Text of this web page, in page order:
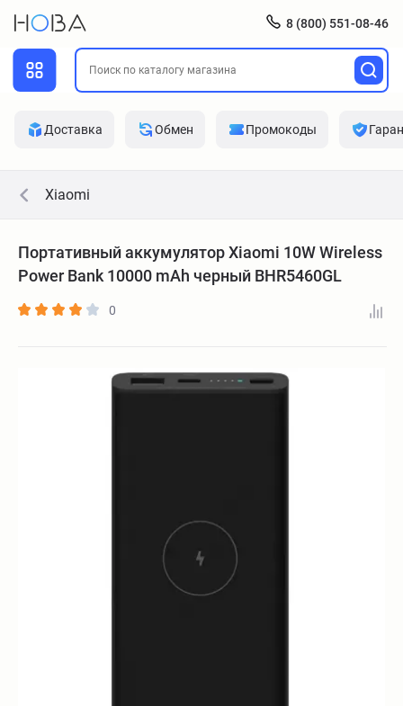
8 (800) 551-08-46
Доставка Обмен Промокоды
Xiaomi
Портативный аккумулятор Xiaomi 10W Wireless
Power Bank 10000 mAh черный BHR5460GL
0